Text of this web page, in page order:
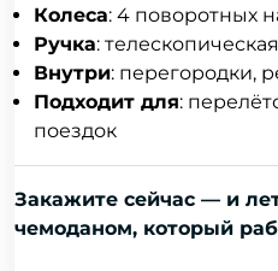
Колеса: 4 поворотных
Ручка:
Внутри: перегородки,
Подходит для:
поездок
Закажите сейчас — и
чемоданом, который